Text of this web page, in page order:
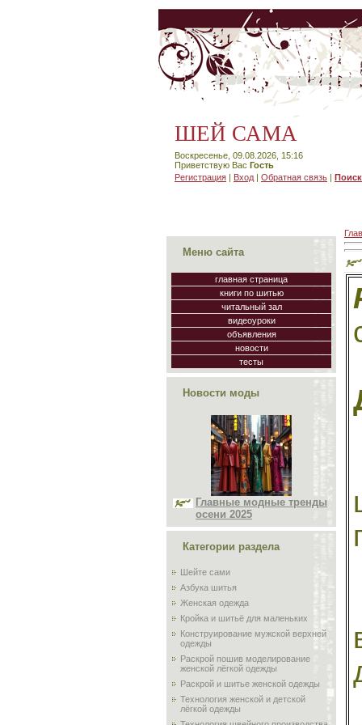
ШЕЙ САМА
Воскресенье, 09.08.2026, 15:16
Приветствую Вас Гость
Регистрация | Вход | Обратная связь |
Меню сайта
главная страница
книги по шитью
читальный зал
видеоуроки
объявления
новости
тесты
Новости моды
Главные модные тренды
осени 2025
Категории раздела
Шейте сами
Азбука шитья
Женская одежда
Кройка и шитьё для маленьких
Конструирование мужской верхней
одежды
Раскрой пошив моделирование
женской лёгкой одежды
Раскрой и шитье женской одежды
Технология женской и детской
лёгкой одежды